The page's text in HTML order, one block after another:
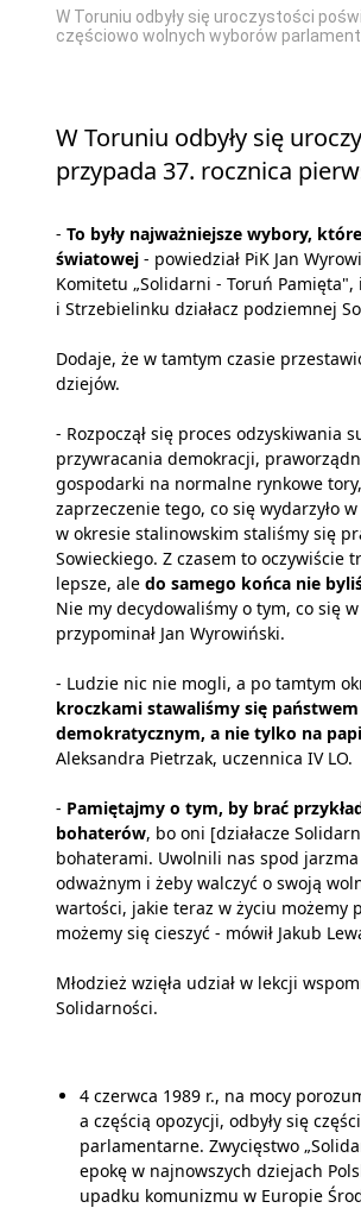
W Toruniu odbyły się uroczystości
częściowo wolnych wyborów
W Toruniu odbyły się
przypada 37. rocznica
- To były najważniejsze wybory,
światowej - powiedział PiK Jan
Komitetu „Solidarni - Toruń
i Strzebielinku działacz podziemnej
Dodaje, że w tamtym czasie
dziejów.
- Rozpoczął się proces odzyskiwania
przywracania demokracji,
gospodarki na normalne rynkowe
zaprzeczenie tego, co się wydarzyło
w okresie stalinowskim staliśmy się
Sowieckiego. Z czasem to oczywiście
lepsze, ale do samego końca nie
Nie my decydowaliśmy o tym, co się
przypominał Jan Wyrowiński.
- Ludzie nic nie mogli, a po tamtym
kroczkami stawaliśmy się
demokratycznym, a nie tylko na
Aleksandra Pietrzak, uczennica IV LO.
- Pamiętajmy o tym, by brać
bohaterów, bo oni [działacze
bohaterami. Uwolnili nas spod
odważnym i żeby walczyć o swoją
wartości, jakie teraz w życiu możemy
możemy się cieszyć - mówił Jakub
Młodzież wzięła udział w lekcji
Solidarności.
4 czerwca 1989 r., na mocy
a częścią opozycji, odbyły się
parlamentarne. Zwycięstwo
epokę w najnowszych dziejach
upadku komunizmu w Europie